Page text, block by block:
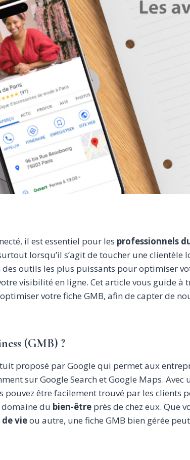
il est essentiel pour les professionnels
lorsqu’il s’agit de toucher une clientèle
des outils les plus puissants pour optimiser
visibilité en ligne. Cet article vous guide à
votre fiche GMB, afin de capter de
(GMB) ?
proposé par Google qui permet aux
sur Google Search et Google Maps. Avec
pouvez être facilement trouvé par les clients
domaine du bien-être près de chez eux. Que
vieou autre, une fiche GMB bien gérée